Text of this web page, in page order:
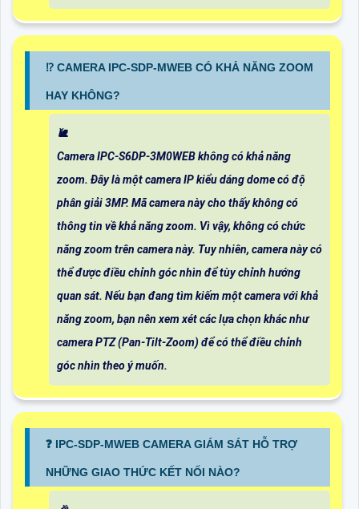
⁉️ CAMERA IPC-SDP-MWEB CÓ KHẢ NĂNG ZOOM
HAY KHÔNG?
🐌
Camera IPC-S6DP-3M0WEB không có khả năng
zoom. Đây là một camera IP kiểu dáng dome có độ
phân giải 3MP. Mã camera này cho thấy không có
thông tin về khả năng zoom. Vì vậy, không có chức
năng zoom trên camera này. Tuy nhiên, camera này có
thể được điều chỉnh góc nhìn để tùy chỉnh hướng
quan sát. Nếu bạn đang tìm kiếm một camera với khả
năng zoom, bạn nên xem xét các lựa chọn khác như
camera PTZ (Pan-Tilt-Zoom) để có thể điều chỉnh
góc nhìn theo ý muốn.
❓ IPC-SDP-MWEB CAMERA GIÁM SÁT HỖ TRỢ
NHỮNG GIAO THỨC KẾT NỐI NÀO?